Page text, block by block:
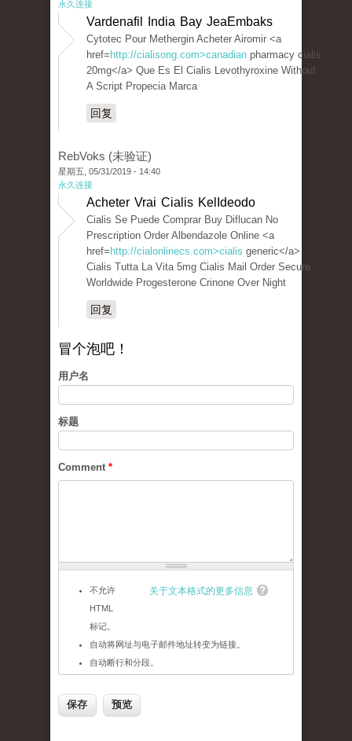
永久连接
Vardenafil India Bay JeaEmbaks
Cytotec Pour Methergin Acheter Airomir <a
href= http://cialisong.com>canadian pharmacy cialis
20mg</a> Que Es El Cialis Levothyroxine Without
A Script Propecia Marca
回复
RebVoks (未验证)
星期五, 05/31/2019 - 14:40
永久连接
Acheter Vrai Cialis KelIdeodo
Cialis Se Puede Comprar Buy Diflucan No
Prescription Order Albendazole Online <a
href= http://cialonlinecs.com>cialis generic</a>
Cialis Tutta La Vita 5mg Cialis Mail Order Secure
Worldwide Progesterone Crinone Over Night
回复
冒个泡吧！
用户名
标题
Comment *
关于文本格式的更多信息
不允许
HTML
标记。
自动将网址与电子邮件地址转变为链接。
自动断行和分段。